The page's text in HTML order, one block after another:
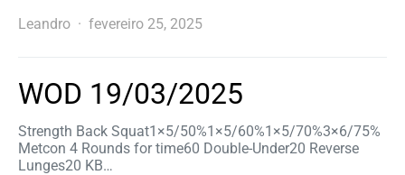
Leandro
fevereiro 25, 2025
WOD 19/03/2025
Strength Back Squat1×5/50%1×5/60%1×5/70%3×6/75%
Metcon 4 Rounds for time60 Double-Under20 Reverse
Lunges20 KB…